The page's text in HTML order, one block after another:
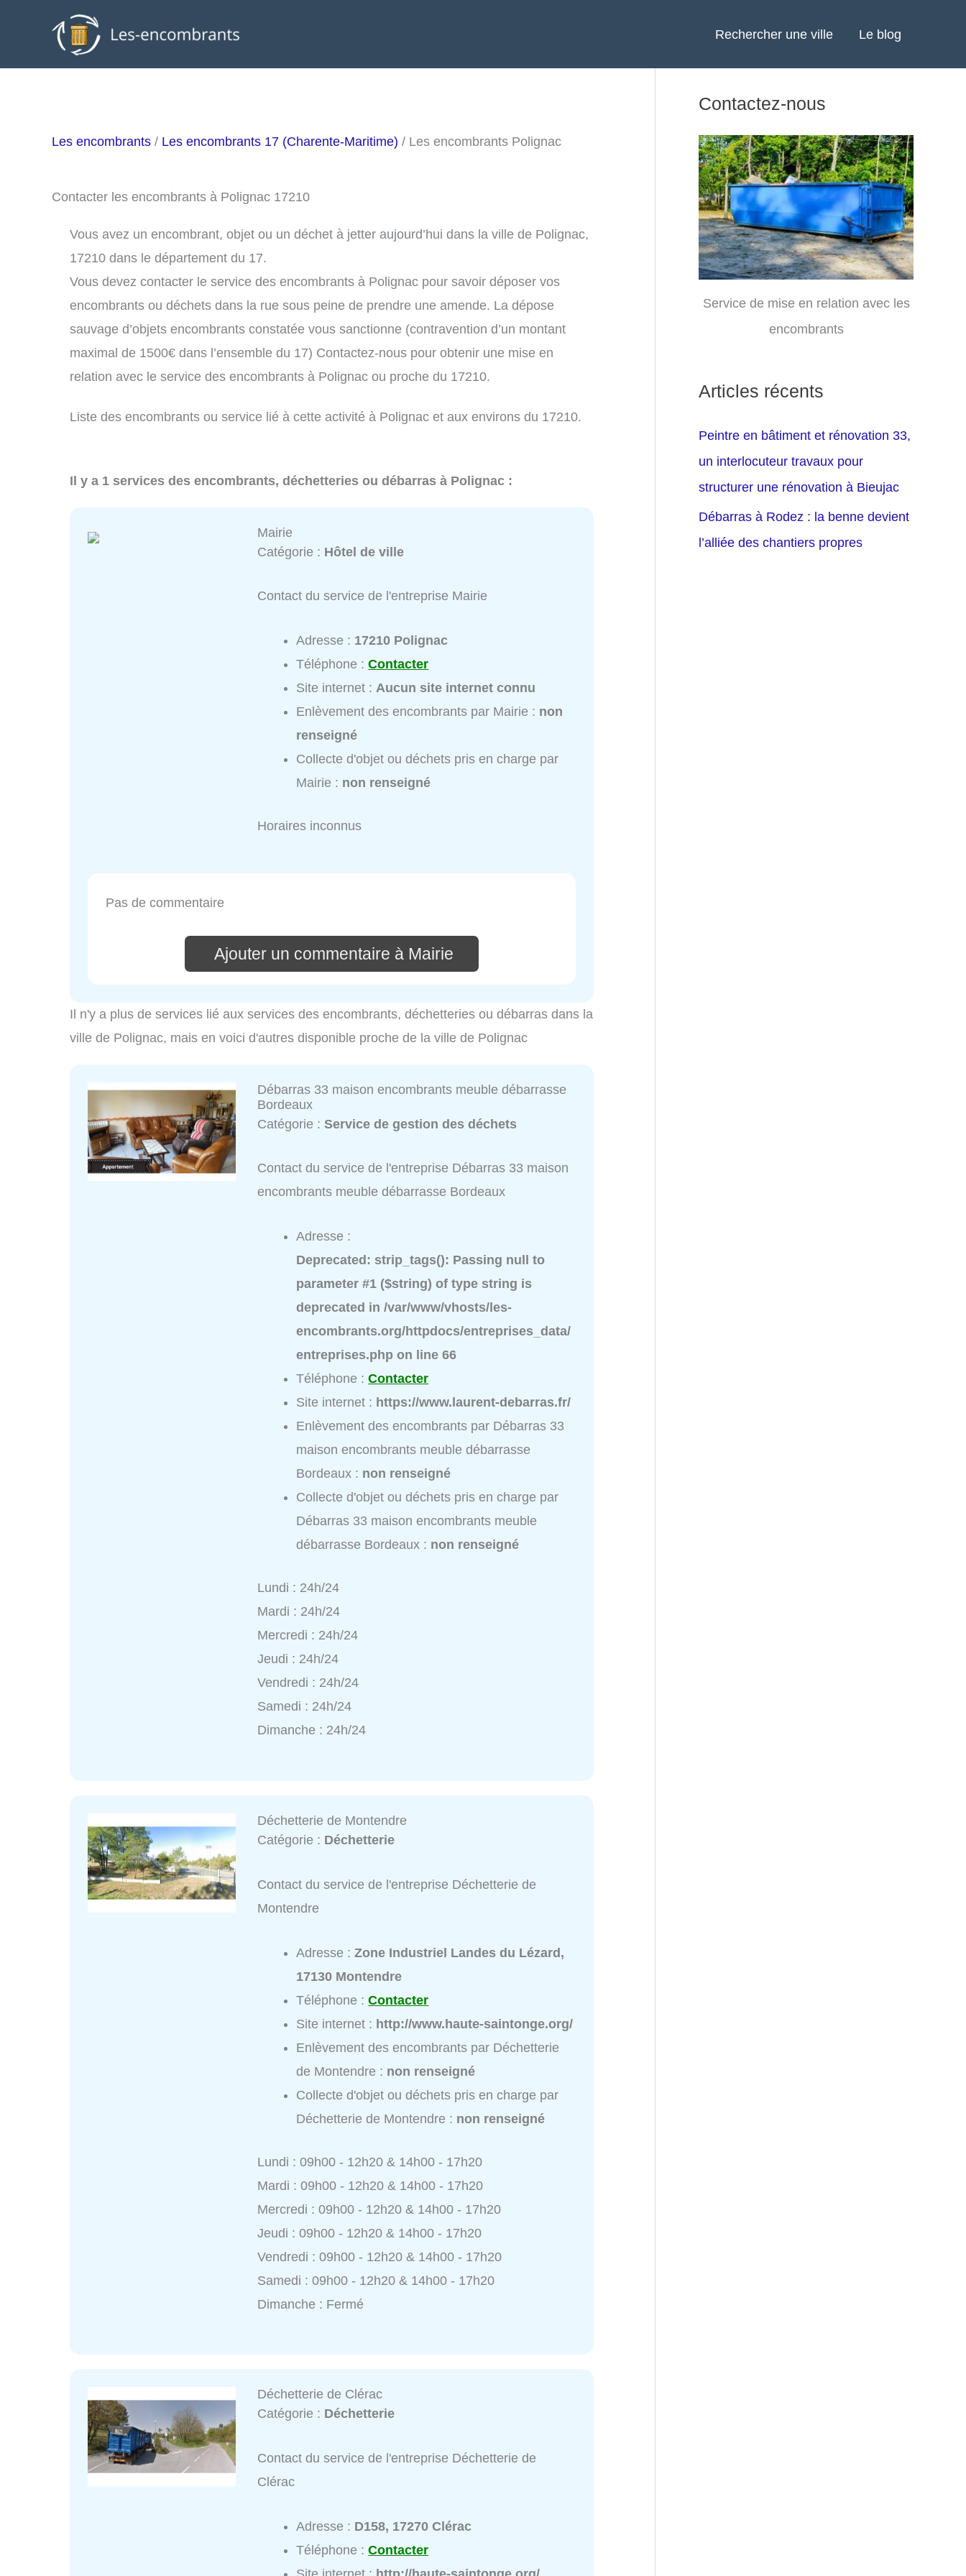
Rechercher une ville Le blog
Les encombrants / Les encombrants 17 (Charente-Maritime) / Les encombrants Polignac
Contacter les encombrants à Polignac 17210
Vous avez un encombrant, objet ou un déchet à jetter aujourd’hui dans la ville de Polignac,
17210 dans le département du 17.
Vous devez contacter le service des encombrants à Polignac pour savoir déposer vos
encombrants ou déchets dans la rue sous peine de prendre une amende. La dépose
sauvage d’objets encombrants constatée vous sanctionne (contravention d’un montant
maximal de 1500€ dans l’ensemble du 17) Contactez-nous pour obtenir une mise en
relation avec le service des encombrants à Polignac ou proche du 17210.
Liste des encombrants ou service lié à cette activité à Polignac et aux environs du 17210.
Il y a 1 services des encombrants, déchetteries ou débarras à Polignac :
Mairie
Catégorie : Hôtel de ville
Contact du service de l'entreprise Mairie
Adresse : 17210 Polignac
Téléphone :Contacter
Site internet :Aucun site internet connu
Enlèvement des encombrants par Mairie : non
renseigné
Collecte d'objet ou déchets pris en charge par
Mairie : non renseigné
Horaires inconnus
Pas de commentaire
Ajouter un commentaire à Mairie
Il n'y a plus de services lié aux services des encombrants, déchetteries ou débarras dans la
ville de Polignac, mais en voici d'autres disponible proche de la ville de Polignac
Débarras 33 maison encombrants meuble débarrasse
Bordeaux
Catégorie :Service de gestion des déchets
Contact du service de l'entreprise Débarras 33 maison
encombrants meuble débarrasse Bordeaux
Adresse :
Deprecated : strip_tags(): Passing null to
parameter #1 ($string) of type string is
deprecated in/var/www/vhosts/les-
encombrants.org/httpdocs/entreprises_data/
entreprises.php on line66
Téléphone :Contacter
Site internet : https://www.laurent-debarras.fr/
Enlèvement des encombrants par Débarras 33
maison encombrants meuble débarrasse
Bordeaux : non renseigné
Collecte d'objet ou déchets pris en charge par
Débarras 33 maison encombrants meuble
débarrasse Bordeaux : non renseigné
Lundi : 24h/24
Mardi : 24h/24
Mercredi : 24h/24
Jeudi : 24h/24
Vendredi : 24h/24
Samedi : 24h/24
Dimanche : 24h/24
Déchetterie de Montendre
Catégorie : Déchetterie
Contact du service de l'entreprise Déchetterie de
Montendre
Adresse :Zone Industriel Landes du Lézard,
17130 Montendre
Téléphone :Contacter
Site internet : http://www.haute-saintonge.org/
Enlèvement des encombrants par Déchetterie
de Montendre : non renseigné
Collecte d'objet ou déchets pris en charge par
Déchetterie de Montendre : non renseigné
Lundi : 09h00 - 12h20 & 14h00 - 17h20
Mardi : 09h00 - 12h20 & 14h00 - 17h20
Mercredi : 09h00 - 12h20 & 14h00 - 17h20
Jeudi : 09h00 - 12h20 & 14h00 - 17h20
Vendredi : 09h00 - 12h20 & 14h00 - 17h20
Samedi : 09h00 - 12h20 & 14h00 - 17h20
Dimanche : Fermé
Déchetterie de Clérac
Catégorie : Déchetterie
Contact du service de l'entreprise Déchetterie de
Clérac
Adresse : D158, 17270 Clérac
Téléphone :Contacter
Contactez-nous
Service de mise en relation avec les
encombrants
Articles récents
Peintre en bâtiment et rénovation 33,
un interlocuteur travaux pour
structurer une rénovation à Bieujac
Débarras à Rodez : la benne devient
l’alliée des chantiers propres